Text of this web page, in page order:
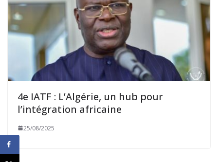
4e IATF : L’Algérie, un hub pour
l’intégration africaine
25/08/2025